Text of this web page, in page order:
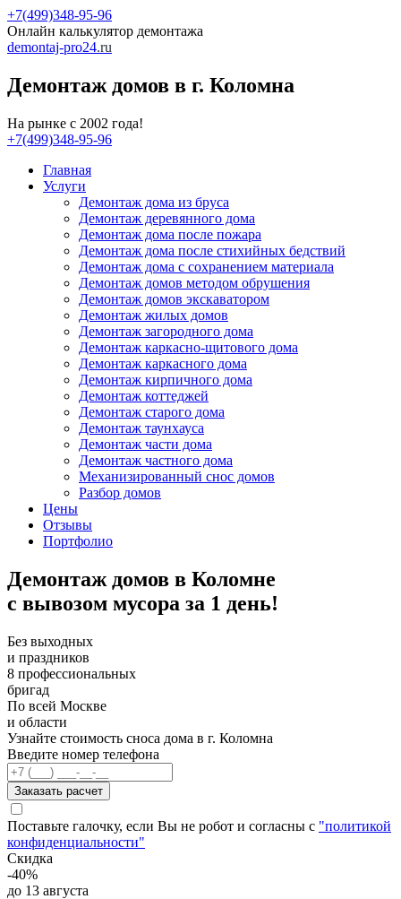
+7(499)348-95-96
Онлайн калькулятор демонтажа
demontaj-pro24.ru
Демонтаж домов в г. Коломна
На рынке с 2002 года!
+7(499)348-95-96
Главная
Услуги
Демонтаж дома из бруса
Демонтаж деревянного дома
Демонтаж дома после пожара
Демонтаж дома после стихийных бедствий
Демонтаж дома с сохранением материала
Демонтаж домов методом обрушения
Демонтаж домов экскаватором
Демонтаж жилых домов
Демонтаж загородного дома
Демонтаж каркасно-щитового дома
Демонтаж каркасного дома
Демонтаж кирпичного дома
Демонтаж коттеджей
Демонтаж старого дома
Демонтаж таунхауса
Демонтаж части дома
Демонтаж частного дома
Механизированный снос домов
Разбор домов
Цены
Отзывы
Портфолио
Демонтаж домов в Коломне
с вывозом мусора за 1 день!
Без выходных
и праздников
8 профессиональных
бригад
По всей Москве
и области
Узнайте стоимость сноса дома в г. Коломна
Введите номер телефона
Заказать расчет
Поставьте галочку, если Вы не робот и согласны с "политикой
конфиденциальности"
Скидка
-40%
до 13 августа